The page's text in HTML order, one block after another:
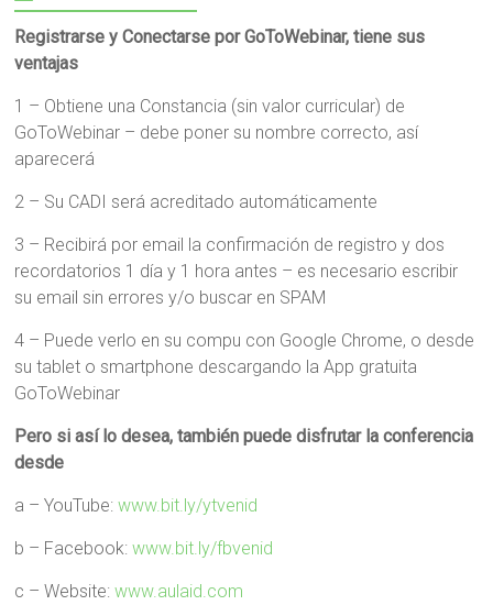
Registrarse y Conectarse por GoToWebinar, tiene sus
ventajas
1 – Obtiene una Constancia (sin valor curricular) de
GoToWebinar – debe poner su nombre correcto, así
aparecerá
2 – Su CADI será acreditado automáticamente
3 – Recibirá por email la confirmación de registro y dos
recordatorios 1 día y 1 hora antes – es necesario escribir
su email sin errores y/o buscar en SPAM
4 – Puede verlo en su compu con Google Chrome, o desde
su tablet o smartphone descargando la App gratuita
GoToWebinar
Pero si así lo desea, también puede disfrutar la conferencia
desde
a – YouTube:www.bit.ly/ytvenid
b – Facebook:www.bit.ly/fbvenid
c – Website:www.aulaid.com